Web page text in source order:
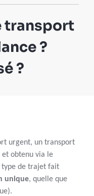
transport
?
?
urgent, un transport
obtenu via le
type de trajet fait
unique, quelle que